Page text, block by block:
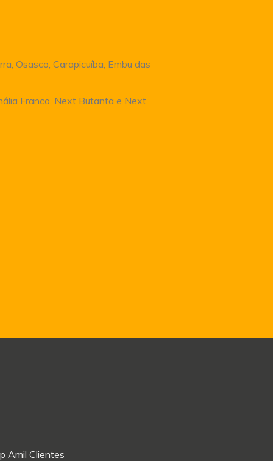
Osasco, Carapicuíba, Embu das
Franco, Next Butantã e Next
Amil Clientes